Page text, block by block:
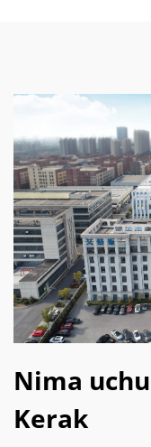
Nima
Kerak